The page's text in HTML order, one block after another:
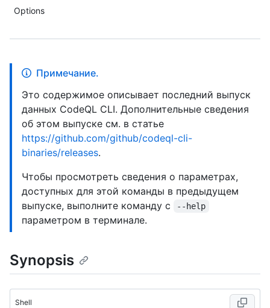
Options
Примечание.
Это содержимое описывает последний выпуск
данных CodeQL CLI. Дополнительные сведения
об этом выпуске см. в статье
https://github.com/github/codeql-cli-
binaries/releases.
Чтобы просмотреть сведения о параметрах,
доступных для этой команды в предыдущем
выпуске, выполните команду с
--help
параметром в терминале.
Synopsis
Shell